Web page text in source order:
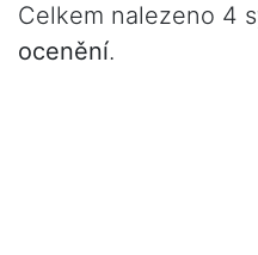
Celkem nalezeno 4
ocenění.